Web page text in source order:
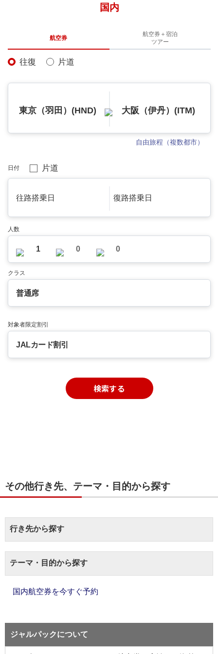
国内
航空券
航空券＋宿泊
ツアー
往復 片道
東京（羽田）(HND) 大阪（伊丹）(ITM)
自由旅程（複数都市）
日付 片道
往路搭乗日 復路搭乗日
人数
1 0 0
クラス
普通席
対象者限定割引
JALカード割引
検索する
その他行き先、テーマ・目的から探す
行き先から探す
テーマ・目的から探す
国内航空券を今すぐ予約
ジャルパックについて